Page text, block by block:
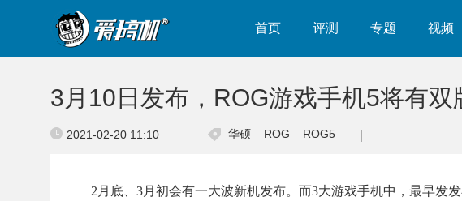
首页 评测 专题 视频
3月10日发布，ROG游戏手机5将有
2021-02-20 11:10 华硕 ROG ROG5
2月底、3月初会有一大波新机发布。而3大游戏手机中，最早发